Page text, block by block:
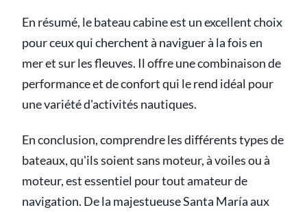
En résumé, le bateau cabine est un excellent choix
pour ceux qui cherchent à naviguer à la fois en
mer et sur les fleuves. Il offre une combinaison de
performance et de confort qui le rend idéal pour
une variété d'activités nautiques.
En conclusion, comprendre les différents types de
bateaux, qu'ils soient sans moteur, à voiles ou à
moteur, est essentiel pour tout amateur de
navigation. De la majestueuse Santa María aux